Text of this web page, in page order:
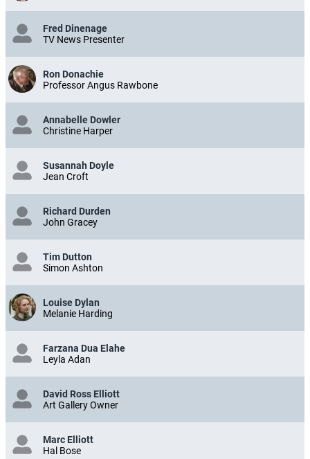
Fred Dinenage
TV News Presenter
Ron Donachie
Professor Angus Rawbone
Annabelle Dowler
Christine Harper
Susannah Doyle
Jean Croft
Richard Durden
John Gracey
Tim Dutton
Simon Ashton
Louise Dylan
Melanie Harding
Farzana Dua Elahe
Leyla Adan
David Ross Elliott
Art Gallery Owner
Marc Elliott
Hal Bose